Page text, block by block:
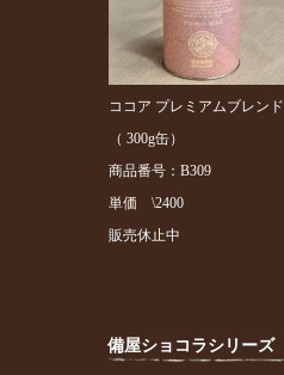
ココア プレミアムブレンド
（ 300g缶）
商品番号：B309
単価 \2400
販売休止中
備屋ショコラシリーズ